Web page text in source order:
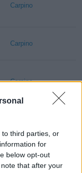
third parties, or
for
below opt-out
that after your
Carpino
Carpino
Carpino
Carpino